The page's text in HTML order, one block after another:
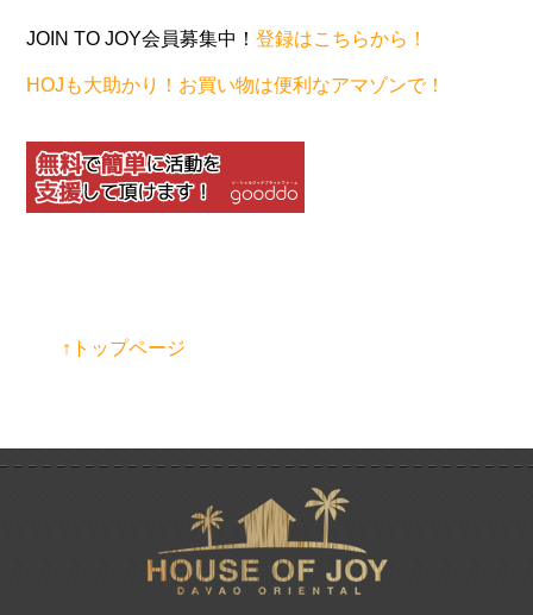
JOIN TO JOY会員募集中！登録はこちらから！
HOJも大助かり！お買い物は便利なアマゾンで！
↑トップページ